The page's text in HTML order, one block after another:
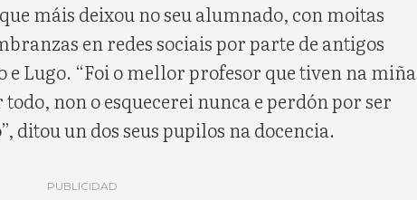
máis deixou no seu alumnado, con moitas
en redes sociais por parte de antigos
e Lugo. “Foi o mellor profesor que tiven na miña
non o esquecerei nunca e perdón por ser
ditou un dos seus pupilos na docencia.